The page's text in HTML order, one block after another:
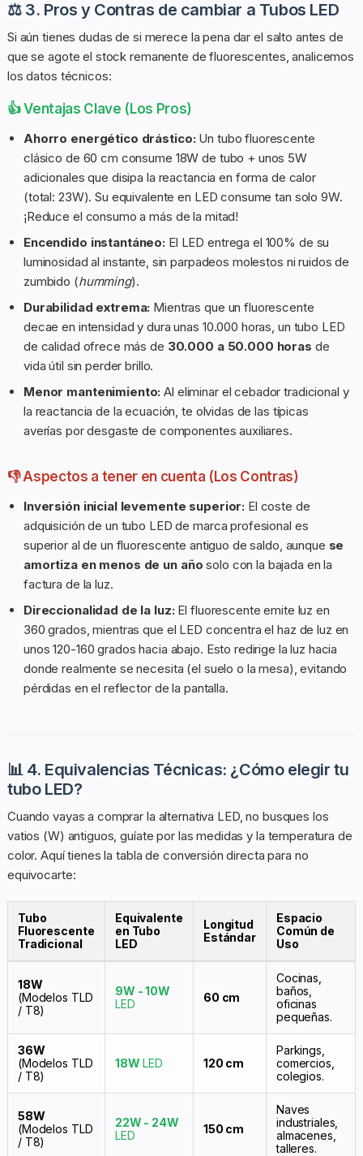
⚖️ 3. Pros y Contras de cambiar a Tubos LED
Si aún tienes dudas de si merece la pena dar el salto antes de
que se agote el stock remanente de fluorescentes, analicemos
los datos técnicos:
👍 Ventajas Clave (Los Pros)
Ahorro energético drástico:Un tubo fluorescente
clásico de 60 cm consume 18W de tubo + unos 5W
adicionales que disipa la reactancia en forma de calor
(total: 23W). Su equivalente en LED consume tan solo 9W.
¡Reduce el consumo a más de la mitad!
Encendido instantáneo: El LED entrega el 100% de su
luminosidad al instante, sin parpadeos molestos ni ruidos de
zumbido (humming).
Durabilidad extrema: Mientras que un fluorescente
decae en intensidad y dura unas 10.000 horas, un tubo LED
de calidad ofrece más de 30.000 a 50.000 horas de
vida útil sin perder brillo.
Menor mantenimiento: Al eliminar el cebador tradicional y
la reactancia de la ecuación, te olvidas de las típicas
averías por desgaste de componentes auxiliares.
👎 Aspectos a tener en cuenta (Los Contras)
Inversión inicial levemente superior: El coste de
adquisición de un tubo LED de marca profesional es
superior al de un fluorescente antiguo de saldo, aunque se
amortiza en menos de un año solo con la bajada en la
factura de la luz.
Direccionalidad de la luz:El fluorescente emite luz en
360 grados, mientras que el LED concentra el haz de luz en
unos 120-160 grados hacia abajo. Esto redirige la luz hacia
donde realmente se necesita (el suelo o la mesa), evitando
pérdidas en el reflector de la pantalla.
📊 4. Equivalencias Técnicas: ¿Cómo elegir tu
tubo LED?
Cuando vayas a comprar la alternativa LED, no busques los
vatios (W) antiguos, guíate por las medidas y la temperatura de
color. Aquí tienes la tabla de conversión directa para no
equivocarte:
Tubo
Fluorescente
Tradicional
Equivalente
en Tubo
LED
Longitud
Estándar
Espacio
Común de
Uso
18W
(Modelos TLD
/ T8)
9W - 10W
LED
60 cm
Cocinas,
baños,
oficinas
pequeñas.
36W
(Modelos TLD
/ T8)
18W LED 120 cm
Parkings,
comercios,
colegios.
58W
(Modelos TLD
/ T8)
22W - 24W
LED
150 cm
Naves
industriales,
almacenes,
talleres.